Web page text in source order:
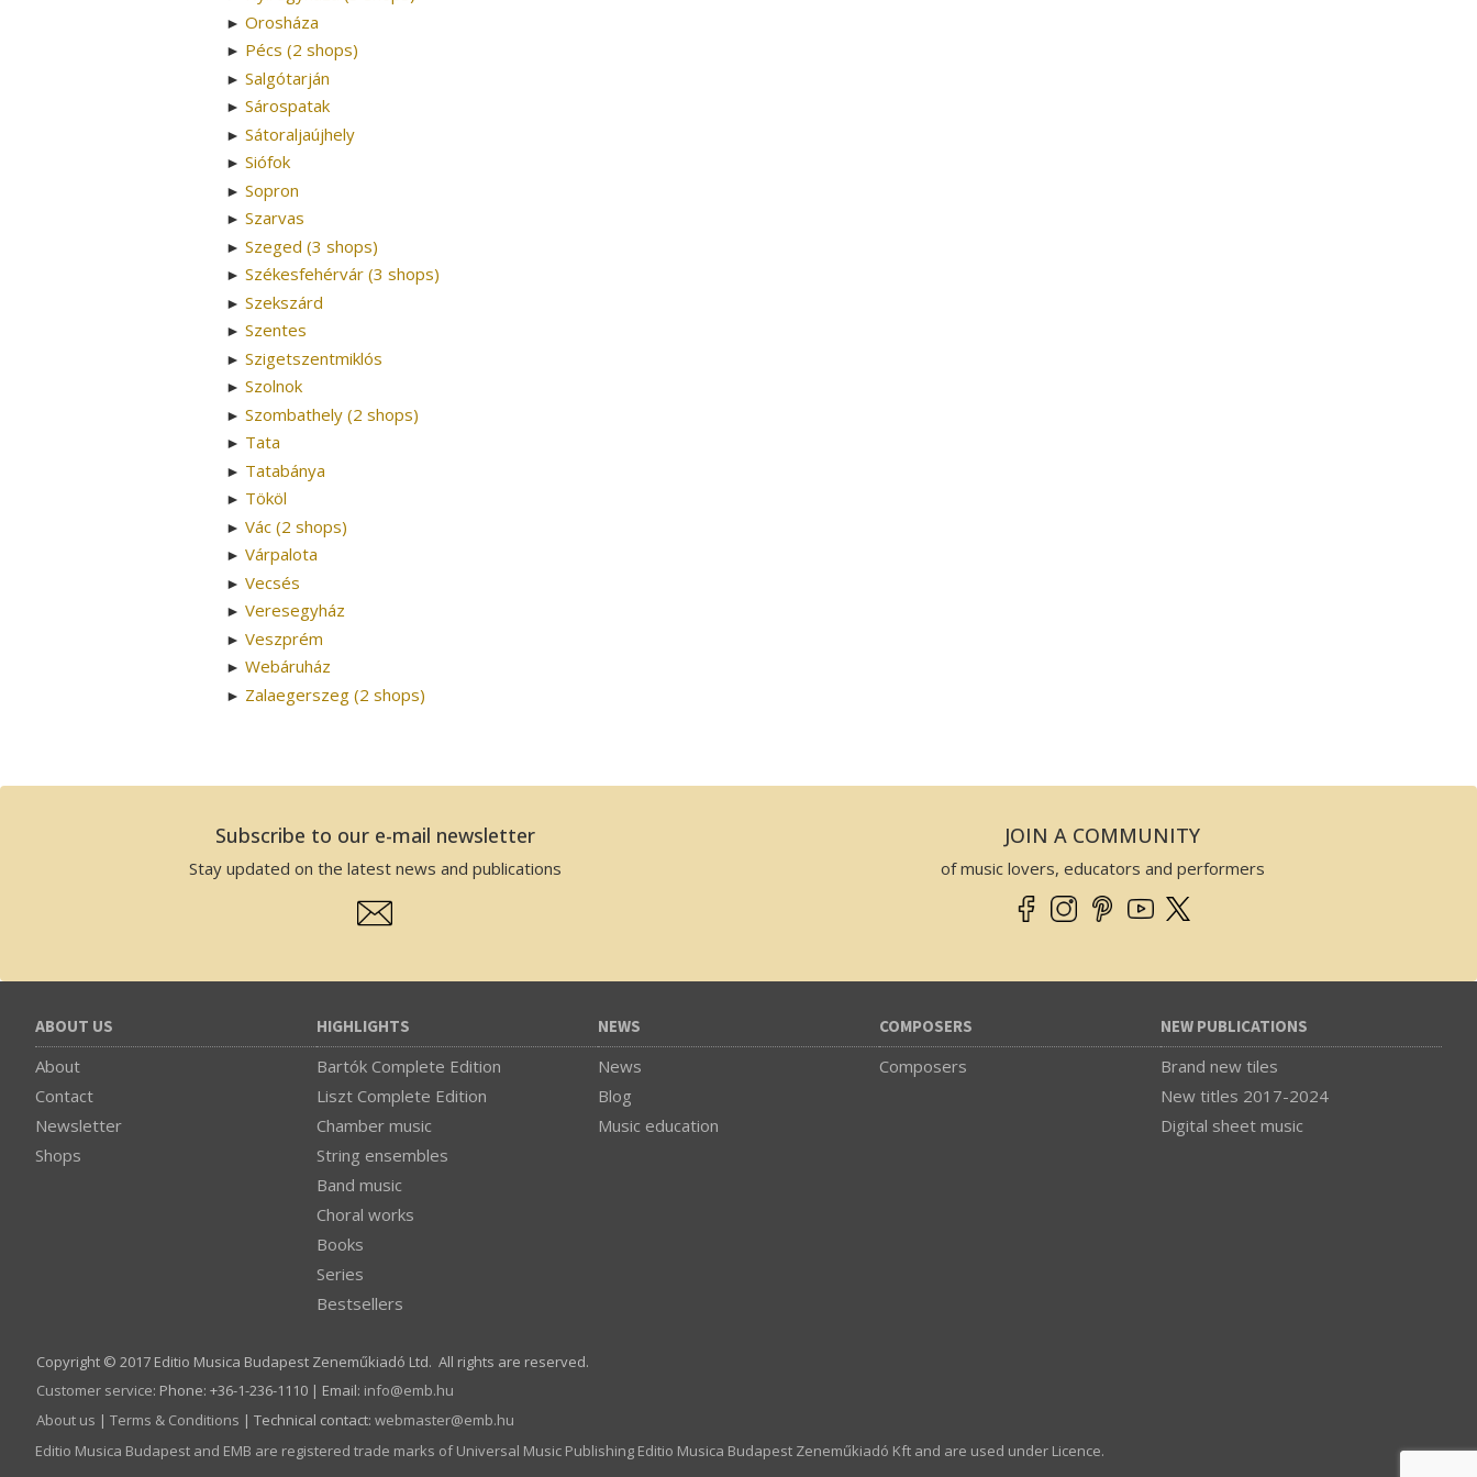
► Orosháza
► Pécs (2 shops)
► Salgótarján
► Sárospatak
► Sátoraljaújhely
► Siófok
► Sopron
► Szarvas
► Szeged (3 shops)
► Székesfehérvár (3 shops)
► Szekszárd
► Szentes
► Szigetszentmiklós
► Szolnok
► Szombathely (2 shops)
► Tata
► Tatabánya
► Tököl
► Vác (2 shops)
► Várpalota
► Vecsés
► Veresegyház
► Veszprém
► Webáruház
► Zalaegerszeg (2 shops)
Subscribe to our e-mail newsletter
Stay updated on the latest news and publications
JOIN A COMMUNITY
of music lovers, educators and performers
ABOUT US
About
Contact
Newsletter
Shops
HIGHLIGHTS
Bartók Complete Edition
Liszt Complete Edition
Chamber music
String ensembles
Band music
Choral works
Books
Series
Bestsellers
NEWS
News
Blog
Music education
COMPOSERS
Composers
NEW PUBLICATIONS
Brand new tiles
New titles 2017-2024
Digital sheet music
Copyright © 2017 Editio Musica Budapest Zeneműkiadó Ltd. All rights are reserved.
Customer service: Phone: +36-1-236-1110 | Email: info­@­emb.hu
About us | Terms & Conditions | Technical contact: webmaster­@­emb.hu
Editio Musica Budapest and EMB are registered trade marks of Universal Music Publishing Editio Musica Budapest Zeneműkiadó Kft and are used under Licence.